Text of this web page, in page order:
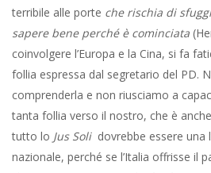
terribile alle porte che rischia di
sapere bene perché è cominciata
coinvolgere l’Europa e la Cina, si fa
follia espressa dal segretario del PD.
comprenderla e non riusciamo a
tanta follia verso il nostro, che è
tutto lo Jus Soli dovrebbe essere una
nazionale, perché se l’Italia offrisse il